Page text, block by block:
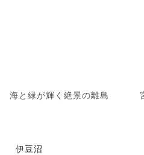
海と緑が輝く絶景の離島
伊豆沼